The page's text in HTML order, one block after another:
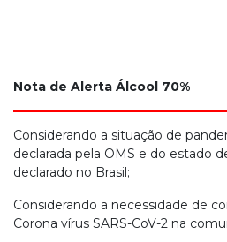
Nota de Alerta Álcool 70%
Considerando a situação de
declarada pela OMS e do estado
declarado no Brasil;
Considerando a necessidade de
Corona vírus SARS-CoV-2 na